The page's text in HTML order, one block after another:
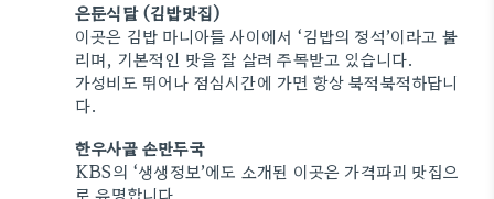
은둔식달 (김밥맛집)
이곳은 김밥 마니아들 사이에서 ‘김밥의 정석’이라고 불
리며, 기본적인 맛을 잘 살려 주목받고 있습니다.
가성비도 뛰어나 점심시간에 가면 항상 북적북적하답니
다.
한우사골 손만두국
KBS의 ‘생생정보’에도 소개된 이곳은 가격파괴 맛집으
로 유명합니다.